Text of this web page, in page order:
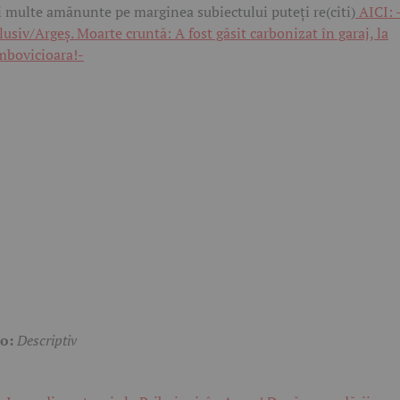
multe amănunte pe marginea subiectului puteți re(citi)AICI:
Argeș. Moarte cruntă: A fost găsit carbonizat în garaj, la
Descriptiv